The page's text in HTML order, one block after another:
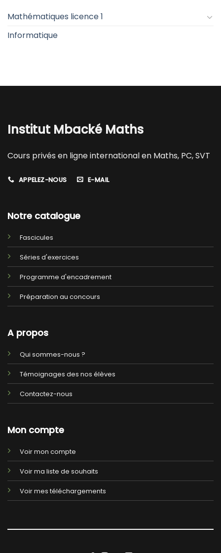
Mathématiques licence 1
Informatique
Institut Mbacké Maths
Cours privés en ligne international en Maths, PC, SVT
APPELEZ-NOUS E-MAIL
Notre catalogue
Fascicules
Séries d'exercices
Programme d'encadrement
Préparation au concours
A propos
Qui sommes-nous ?
Témoignages des nos élèves
Contactez-nous
Mon compte
Voir mon compte
Voir ma liste de souhaits
Voir mes téléchargements